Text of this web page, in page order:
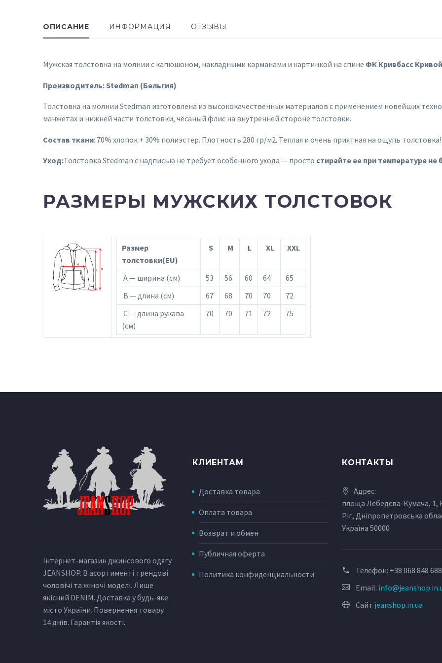
ОПИСАНИЕ ИНФОРМАЦИЯ ОТЗЫВЫ
Мужская толстовка на молнии с капюшоном, накладными карманами и картинкой на спине ФК Кривбасс
Производитель: Stedman (Бельгия)
Толстовка на молнии Stedman изготовлена из высококачественных материалов с применением новейших
манжетах и нижней части толстовки, чёсаный флис на внутренней стороне толстовки.
Состав ткани: 70% хлопок + 30% полиэстер. Плотность 280 гр/м2. Теплая и очень приятная на ощупь толстовка!
Уход:Толстовка Stedman с надписью не требует особенного ухода — просто стирайте ее при температуре не
РАЗМЕРЫ МУЖСКИХ ТОЛСТОВОК
Размер
толстовки(EU)
S M L XL XXL
A — ширина (см) 53 56 60 64
65
B — длина (см)
67 68 70 70
72
C — длина рукава
(см)
70 70 71 72 75
Інтернет-магазин джинсового одягу
JEANSHOP. В асортименті трендові
чоловічі та жіночі моделі. Лише
якісний DENIM. Доставка у будь-яке
місто України. Повернення товару
14 днів. Гарантія якості.
КЛИЕНТАМ
Доставка товара
Оплата товара
Возврат и обмен
Публичная оферта
Политика конфиденциальности
КОНТАКТЫ
Адрес:
площа Лебедєва-Кумача, 1,
Ріг, Дніпропетровська
Україна 50000
Телефон: +38 068 848
Email:
Сайт jeanshop.in.ua